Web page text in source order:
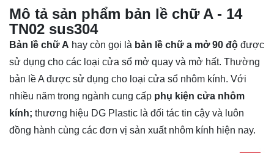
Mô tả sản phẩm bản lề chữ A - 14
TN02 sus304
Bản lề chữ A hay còn gọi là bản lề chữ a mở 90 độ được
sử dụng cho các loại cửa sổ mở quay và mở hất. Thường
bản lề A được sử dụng cho loại cửa sổ nhôm kính. Với
nhiều năm trong ngành cung cấp phụ kiện cửa nhôm
kính; thương hiệu DG Plastic là đối tác tin cậy và luôn
đồng hành cùng các đơn vị sản xuất nhôm kính hiện nay.